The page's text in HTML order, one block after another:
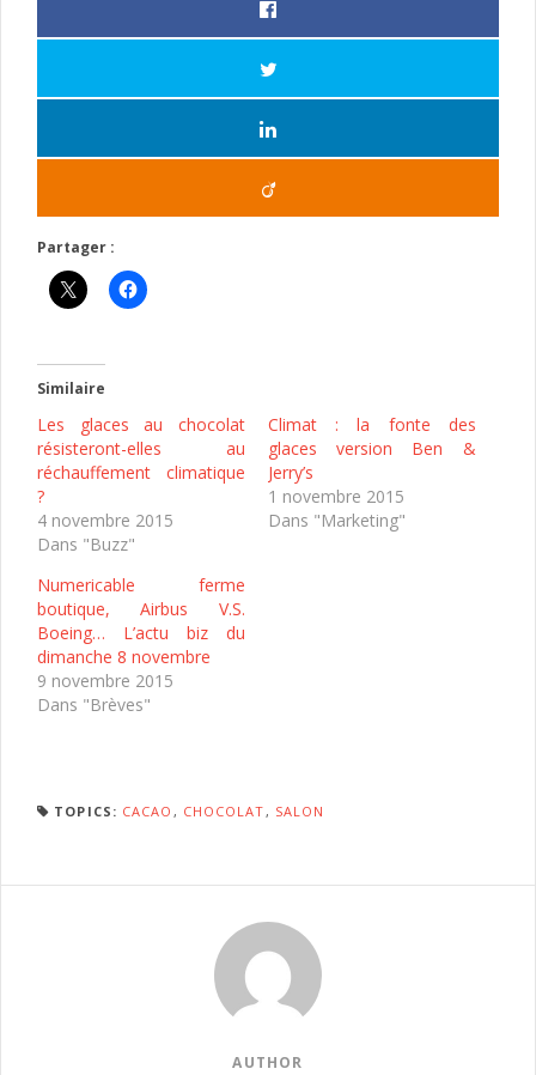
Partager :
Similaire
Les glaces au chocolat
résisteront-elles au
réchauffement climatique
?
4 novembre 2015
Dans "Buzz"
Climat : la fonte des
glaces version Ben &
Jerry’s
1 novembre 2015
Dans "Marketing"
Numericable ferme
boutique, Airbus V.S.
Boeing… L’actu biz du
dimanche 8 novembre
9 novembre 2015
Dans "Brèves"
TOPICS: CACAO , CHOCOLAT, SALON
AUTHOR